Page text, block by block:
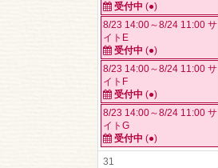
受付中 (●)
8/23 14:00～8/24 11:00 サ
イトE
受付中 (●)
8/23 14:00～8/24 11:00 サ
イトF
受付中 (●)
8/23 14:00～8/24 11:00 サ
イトG
受付中 (●)
31